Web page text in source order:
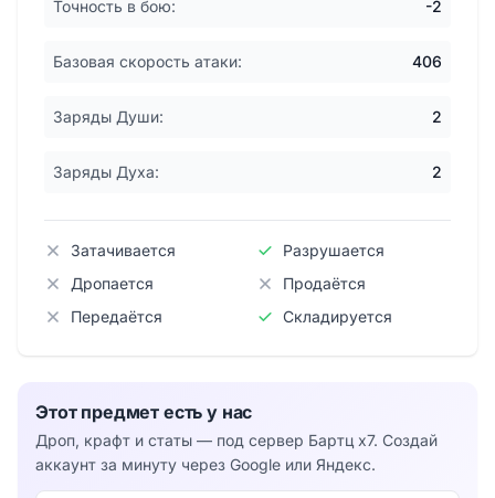
Точность в бою: -2
Базовая скорость атаки: 406
Заряды Души: 2
Заряды Духа: 2
Затачивается
Разрушается
Дропается
Продаётся
Передаётся
Складируется
Этот предмет есть у нас
Дроп, крафт и статы — под сервер Бартц x7. Создай
аккаунт за минуту через Google или Яндекс.